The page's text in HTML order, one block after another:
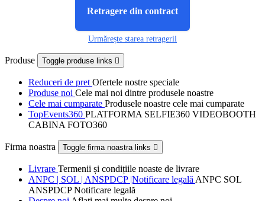
Retragere din contract
Urmărește starea retragerii
Produse Toggle produse links 
Reduceri de pret Ofertele nostre speciale
Produse noi Cele mai noi dintre produsele noastre
Cele mai cumparate Produsele noastre cele mai cumparate
TopEvents360 PLATFORMA SELFIE360 VIDEOBOOTH
CABINA FOTO360
Firma noastra Toggle firma noastra links 
Livrare Termenii și condițiile noaste de livrare
ANPC | SOL | ANSPDCP |Notificare legală ANPC SOL
ANSPDCP Notificare legală